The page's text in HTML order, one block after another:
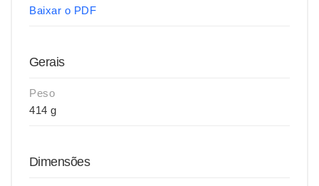
Baixar o PDF
Gerais
Peso
414 g
Dimensões